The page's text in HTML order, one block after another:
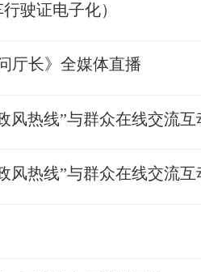
驶证电子化）
厅长》全媒体直播
风热线”与群众在线交流互
风热线”与群众在线交流互